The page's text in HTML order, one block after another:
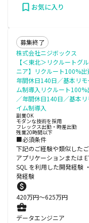
お気に入り
募集終了
株式会社ニジボックス
【＜東北＞リクルートグ
ニア】リクルート100%
年間休日140日／基本リ
ム制導入リクルート
／年間休日140日／基本
イム制導入
副業OK
モダンな技術を採用
フレックス出勤・時差出勤
残業20時間以下
■必須条件
下記のご経験や類似した
アプリケーションまたは
SQL を利用した開発経験
発経験
420万円〜625万円
データエンジニア